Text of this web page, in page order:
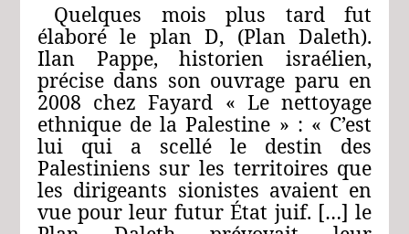
Quelques mois plus tard fut
élaboré le plan D, (Plan Daleth).
Ilan Pappe, historien israélien,
précise dans son ouvrage paru en
2008 chez Fayard « Le nettoyage
ethnique de la Palestine » : « C’est
lui qui a scellé le destin des
Palestiniens sur les territoires que
les dirigeants sionistes avaient en
vue pour leur futur État juif. […] le